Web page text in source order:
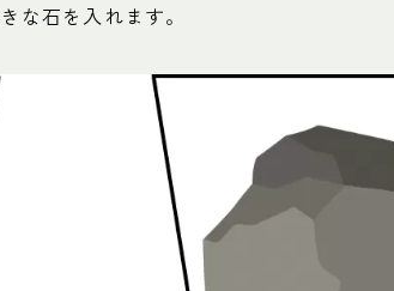
な石を入れます。